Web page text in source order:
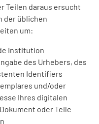
Teilen daraus ersucht
der üblichen
um:
Institution
des Urhebers, des
Identifiers
und/oder
Ihres digitalen
oder Teile